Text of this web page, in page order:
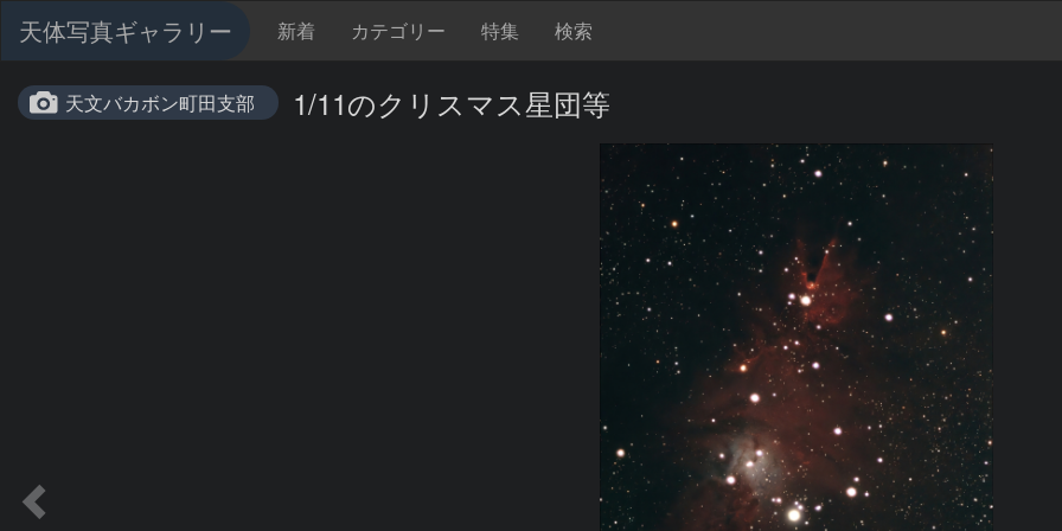
天体写真ギャラリー 新着 カテゴリー 特集 検索
天文バカボン町田支部 1/11のクリスマス星団等